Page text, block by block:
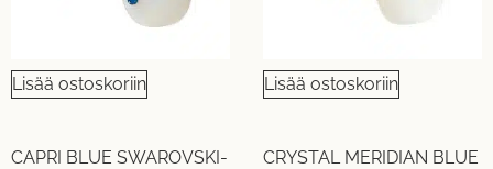
Lisää ostoskoriin
CAPRI BLUE SWAROVSKI-
Lisää ostoskoriin
CRYSTAL MERIDIAN BLUE